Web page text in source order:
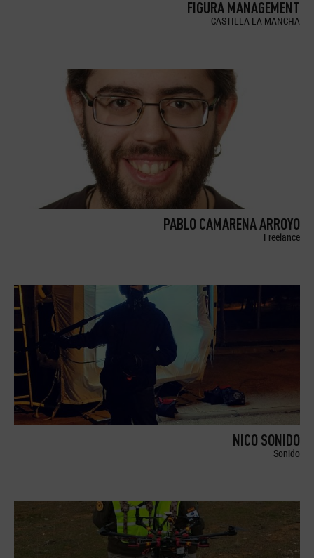
FIGURA MANAGEMENT
CASTILLA LA MANCHA
PABLO CAMARENA ARROYO
Freelance
NICO SONIDO
Sonido